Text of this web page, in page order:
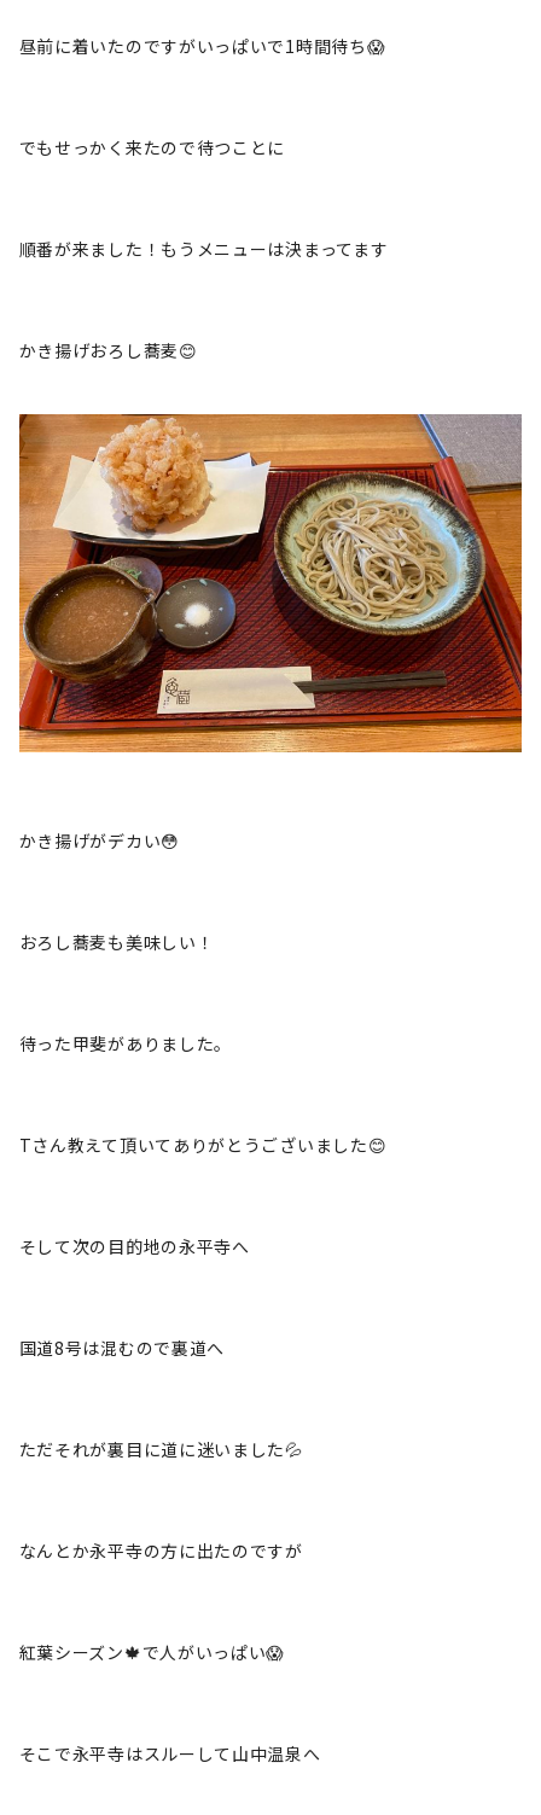
昼前に着いたのですがいっぱいで1時間待ち😱
でもせっかく来たので待つことに
順番が来ました！もうメニューは決まってます
かき揚げおろし蕎麦😊
かき揚げがデカい😳
おろし蕎麦も美味しい！
待った甲斐がありました。
Tさん教えて頂いてありがとうございました😊
そして次の目的地の永平寺へ
国道8号は混むので裏道へ
ただそれが裏目に道に迷いました💦
なんとか永平寺の方に出たのですが
紅葉シーズン🍁で人がいっぱい😱
そこで永平寺はスルーして山中温泉へ